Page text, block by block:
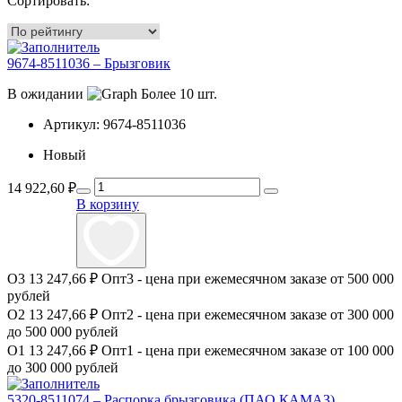
9674-8511036 – Брызговик
В ожидании
Более 10 шт.
Артикул: 9674-8511036
Новый
14 922,60 ₽
В корзину
О3 13 247,66 ₽ Опт3 - цена при ежемесячном заказе от 500 000
рублей
О2 13 247,66 ₽ Опт2 - цена при ежемесячном заказе от 300 000
до 500 000 рублей
О1 13 247,66 ₽ Опт1 - цена при ежемесячном заказе от 100 000
до 300 000 рублей